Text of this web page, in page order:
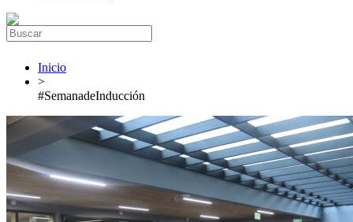
Inicio
>
#SemanadeInducción